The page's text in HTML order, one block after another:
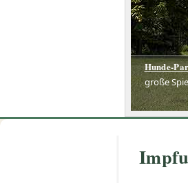
Hunde-
große